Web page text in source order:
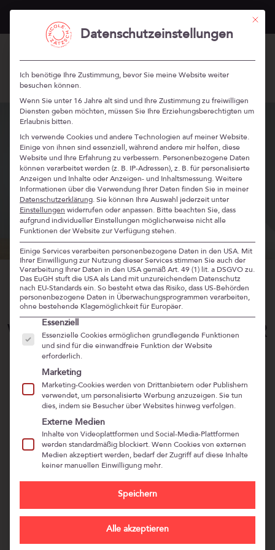
mehr Infos
WAS WIR VON PIRATEN ÜBER
FÜHRUNG LERNEN KÖNNEN
Folge 36: Was wir von Piraten über Führung lernen
können, Interview mit Stefanie Voss
Stefanie ist key note speaker, Leadership & Team Coach
und Weltumseglerin.
Leadership, Souveränität, Wagemut und
Entscheidungsklarheit – das sind ihre Themen.
Menschen zuzugehen und in Kontakt zu kommen. Sie
Mit
Datenschutzeinstellungen
Ich benötige Ihre Zustimmung, bevor Sie meine Website weiter
besuchen können.
Wenn Sie unter 16 Jahre alt sind und Ihre Zustimmung zu freiwilligen
Diensten geben möchten, müssen Sie Ihre Erziehungsberechtigten um
Erlaubnis bitten.
Ich verwende Cookies und andere Technologien auf meiner Website.
Einige von ihnen sind essenziell, während andere mir helfen, diese
Website und Ihre Erfahrung zu verbessern. Personenbezogene Daten
können verarbeitet werden (z. B. IP-Adressen), z. B. für personalisierte
Anzeigen und Inhalte oder Anzeigen- und Inhaltsmessung. Weitere
Informationen über die Verwendung Ihrer Daten finden Sie in meiner
Datenschutzerklärung. Sie können Ihre Auswahl jederzeit unter
Einstellungen widerrufen oder anpassen. Bitte beachten Sie, dass
aufgrund individueller Einstellungen möglicherweise nicht alle
Funktionen der Website zur Verfügung stehen.
Einige Services verarbeiten personenbezogene Daten in den USA. Mit
Ihrer Einwilligung zur Nutzung dieser Services stimmen Sie auch der
Verarbeitung Ihrer Daten in den USA gemäß Art. 49 (1) lit. a DSGVO zu.
Das EuGH stuft die USA als Land mit unzureichendem Datenschutz
nach EU-Standards ein. So besteht etwa das Risiko, dass US-Behörden
personenbezogene Daten in Überwachungsprogrammen verarbeiten,
ohne bestehende Klagemöglichkeit für Europäer.
Es folgt eine Liste der Service-Gruppen, für die eine
Essenziell
Essenzielle Cookies ermöglichen grundlegende Funktionen
und sind für die einwandfreie Funktion der Website
erforderlich.
Marketing
Marketing-Cookies werden von Drittanbietern oder Publishern
verwendet, um personalisierte Werbung anzuzeigen. Sie tun
dies, indem sie Besucher über Websites hinweg verfolgen.
Externe Medien
Inhalte von Videoplattformen und Social-Media-Plattformen
werden standardmäßig blockiert. Wenn Cookies von externen
Medien akzeptiert werden, bedarf der Zugriff auf diese Inhalte
keiner manuellen Einwilligung mehr.
Speichern
Alle akzeptieren